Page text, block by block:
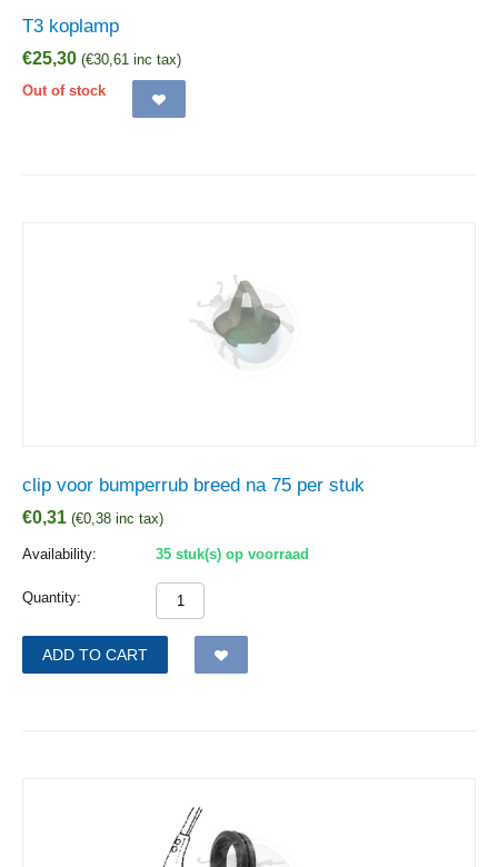
T3 koplamp
€25,30 (€30,61 inc tax)
Out of stock
clip voor bumperrub breed na 75 per stuk
€0,31 (€0,38 inc tax)
Availability: 35 stuk(s) op voorraad
Quantity:
ADD TO CART